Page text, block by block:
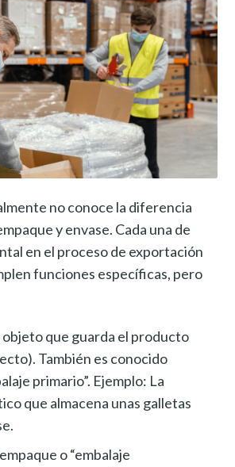
no conoce la diferencia
y envase. Cada una de
en el proceso de exportación
funciones específicas, pero
objeto que guarda el producto
También es conocido
primario”. Ejemplo: La
que almacena unas galletas
o “embalaje